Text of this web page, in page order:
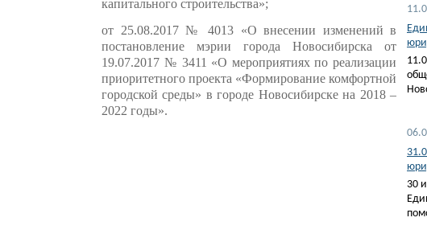
капитального строительства»;
от 25.08.2017 № 4013 «О внесении изменений в
постановление мэрии города Новосибирска от
19.07.2017 № 3411 «О мероприятиях по реализации
приоритетного проекта «Формирование комфортной
городской среды» в городе Новосибирске на 2018 –
2022 годы».
30